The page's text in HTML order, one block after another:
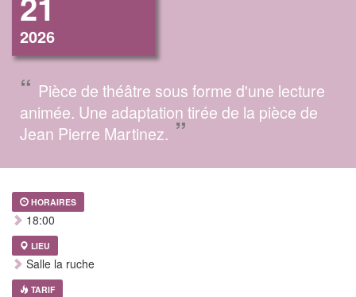
2026
“ Pièce de théâtre sous forme d'une lecture
animée. Une adaptation tirée de la pièce de
Jean Pierre Martinez. ”
HORAIRES
18:00
LIEU
Salle la ruche
TARIF